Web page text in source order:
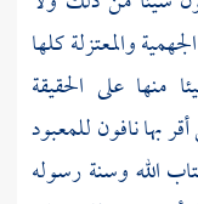
الجهميةوالمعتزلةكلها
منها على الحقيقة
بها نافون للمعبود
الله وسنة رسوله